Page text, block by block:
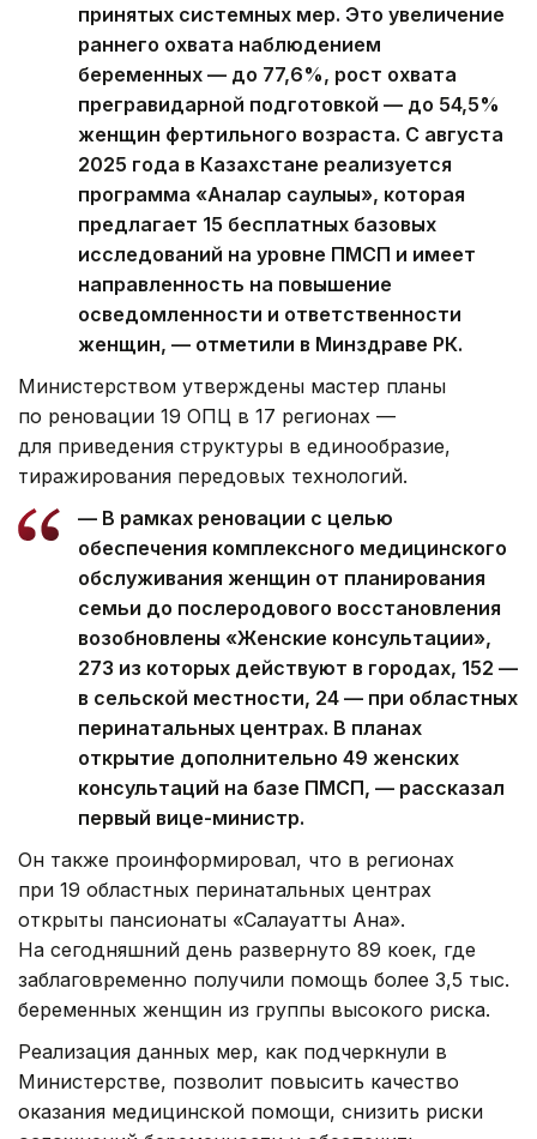
принятых системных мер. Это увеличение
раннего охвата наблюдением
беременных — до 77,6%, рост охвата
прегравидарной подготовкой — до 54,5%
женщин фертильного возраста. С августа
2025 года в Казахстане реализуется
программа «Аналар саулығы», которая
предлагает 15 бесплатных базовых
исследований на уровне ПМСП и имеет
направленность на повышение
осведомленности и ответственности
женщин, — отметили в Минздраве РК.
Министерством утверждены мастер планы
по реновации 19 ОПЦ в 17 регионах —
для приведения структуры в единообразие,
тиражирования передовых технологий.
— В рамках реновации с целью
обеспечения комплексного медицинского
обслуживания женщин от планирования
семьи до послеродового восстановления
возобновлены «Женские консультации»,
273 из которых действуют в городах, 152 —
в сельской местности, 24 — при областных
перинатальных центрах. В планах
открытие дополнительно 49 женских
консультаций на базе ПМСП, — рассказал
первый вице-министр.
Он также проинформировал, что в регионах
при 19 областных перинатальных центрах
открыты пансионаты «Салауатты Ана».
На сегодняшний день развернуто 89 коек, где
заблаговременно получили помощь более 3,5 тыс.
беременных женщин из группы высокого риска.
Реализация данных мер, как подчеркнули в
Министерстве, позволит повысить качество
оказания медицинской помощи, снизить риски